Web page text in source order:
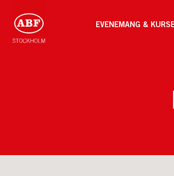
EVENEMANG &